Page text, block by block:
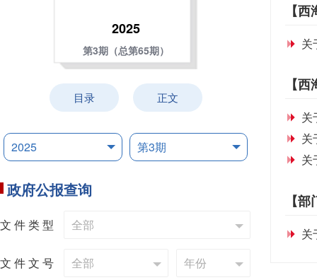
2025
第3期（总第65期）
目录 正文
政府公报查询
文 件 类 型
文 件 文 号
【
关
【
关
关
关
【
关